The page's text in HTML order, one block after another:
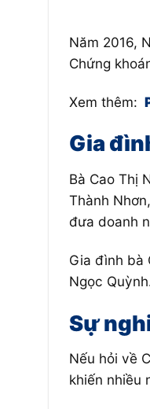
Năm 2016,
Chứng
Xem thêm:
Gia
Bà Cao Thị
Thành
đưa doanh
Gia đình bà
Ngọc
Sự
Nếu hỏi về
khiến nhiều